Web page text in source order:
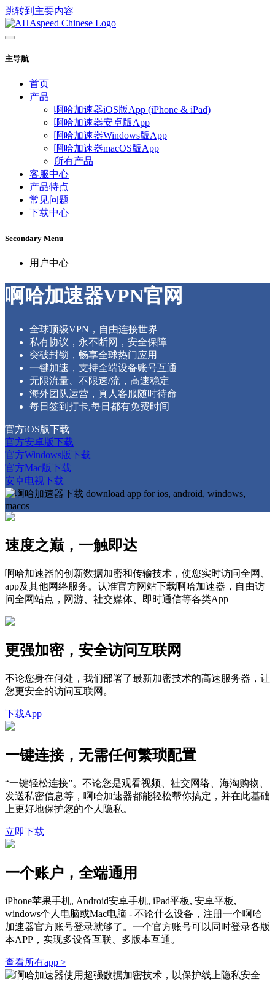
跳转到主要内容
主导航
首页
产品
啊哈加速器iOS版App (iPhone & iPad)
啊哈加速器安卓版App
啊哈加速器Windows版App
啊哈加速器macOS版App
所有产品
客服中心
产品特点
常见问题
下载中心
Secondary Menu
用户中心
啊哈加速器VPN官网
全球顶级VPN，自由连接世界
私有协议，永不断网，安全保障
突破封锁，畅享全球热门应用
一键加速，支持全端设备账号互通
无限流量、不限速/流，高速稳定
海外团队运营，真人客服随时待命
每日签到打卡,每日都有免费时间
官方iOS版下载
官方安卓版下载
官方Windows版下载
官方Mac版下载
安卓电视下载
速度之巅，一触即达
啊哈加速器的创新数据加密和传输技术，使您实时访问全网、
app及其他网络服务。认准官方网站下载啊哈加速器，自由访
问全网站点，网游、社交媒体、即时通信等各类App
更强加密，安全访问互联网
不论您身在何处，我们部署了最新加密技术的高速服务器，让
您更安全的访问互联网。
下载App
一键连接，无需任何繁琐配置
“一键轻松连接”。不论您是观看视频、社交网络、海淘购物、
发送私密信息等，啊哈加速器都能轻松帮你搞定，并在此基础
上更好地保护您的个人隐私。
立即下载
一个账户，全端通用
iPhone苹果手机, Android安卓手机, iPad平板, 安卓平板,
windows个人电脑或Mac电脑 - 不论什么设备，注册一个啊哈
加速器官方账号登录就够了。一个官方账号可以同时登录各版
本APP，实现多设备互联、多版本互通。
查看所有app >